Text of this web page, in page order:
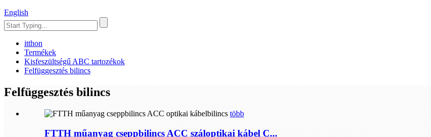
English
itthon
Termékek
Kisfeszültségű ABC tartozékok
Felfüggesztés bilincs
Felfüggesztés bilincs
több
FTTH műanyag cseppbilincs ACC száloptikai kábel C...